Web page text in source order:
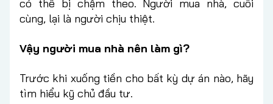
có thể bị chậm theo. Người mua nhà, cuối
cùng, lại là người chịu thiệt.
Vậy người mua nhà nên làm gì?
Trước khi xuống tiền cho bất kỳ dự án nào, hãy
tìm hiểu kỹ chủ đầu tư.